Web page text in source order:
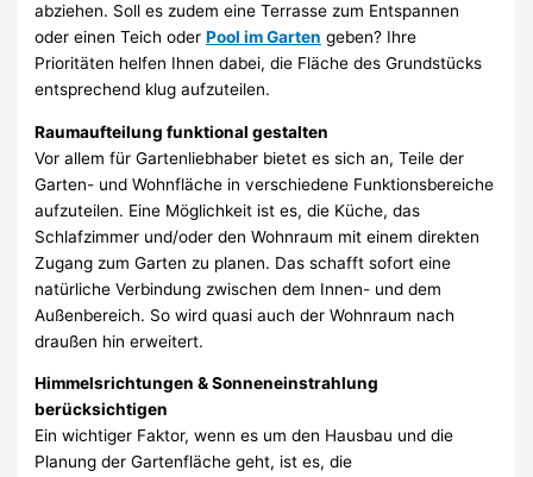
abziehen. Soll es zudem eine Terrasse zum Entspannen
oder einen Teich oderPool im Garten geben? Ihre
Prioritäten helfen Ihnen dabei, die Fläche des Grundstücks
entsprechend klug aufzuteilen.
Raumaufteilung funktional gestalten
Vor allem für Gartenliebhaber bietet es sich an, Teile der
Garten- und Wohnfläche in verschiedene Funktionsbereiche
aufzuteilen. Eine Möglichkeit ist es, die Küche, das
Schlafzimmer und/oder den Wohnraum mit einem direkten
Zugang zum Garten zu planen. Das schafft sofort eine
natürliche Verbindung zwischen dem Innen- und dem
Außenbereich. So wird quasi auch der Wohnraum nach
draußen hin erweitert.
Himmelsrichtungen & Sonneneinstrahlung
berücksichtigen
Ein wichtiger Faktor, wenn es um den Hausbau und die
Planung der Gartenfläche geht, ist es, die